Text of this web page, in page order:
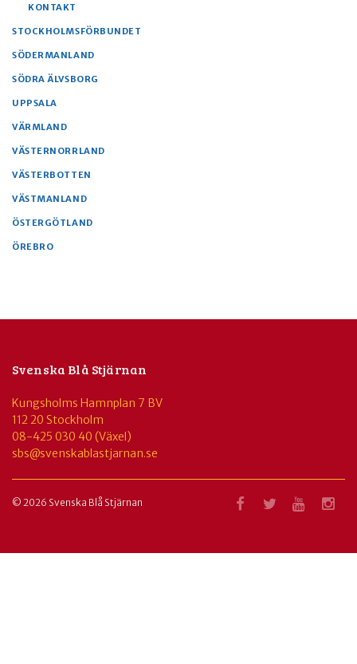
KONTAKT
STOCKHOLMSFÖRBUNDET
SÖDERMANLAND
SÖDRA ÄLVSBORG
UPPSALA
VÄRMLAND
VÄSTERNORRLAND
VÄSTERBOTTEN
VÄSTMANLAND
ÖSTERGÖTLAND
ÖREBRO
Svenska Blå Stjärnan
Kungsholms Hamnplan 7 BV
112 20 Stockholm
08-425 030 40 (Växel)
sbs@svenskablastjarnan.se
© 2026 Svenska Blå Stjärnan